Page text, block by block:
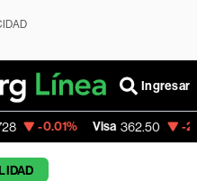
Ingresar
Visa 362.50 -2.15%